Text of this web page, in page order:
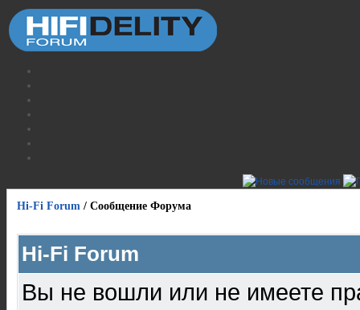
Hi-Fi Forum / Сообщение Форума
Hi-Fi Forum
Вы не вошли или не имеете